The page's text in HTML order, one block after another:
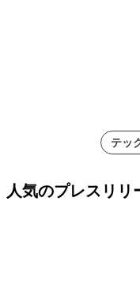
テッ
人気のプレスリリ